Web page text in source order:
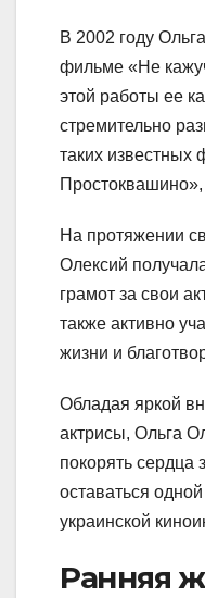
В 2002 году
фильме «Не
этой работы ее
стремительно
таких известных
На протяжении
Олексий
грамот за свои
также активно
жизни и
Обладая яркой
актрисы, Ольга
покорять сердца
оставаться
украинской
Ранняя